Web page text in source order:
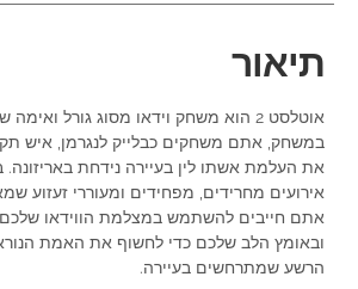
תיאור
במשחק, אתם משחקים כבלייק לנגרמן, איש
את העלמת אשתו לין בעיירה נידחת באריזונה.
אירועים מחרידים, מפחידים ומעוררי זעזוע
אתם חייבים להשתמש במצלמת הווידאו
ובאומץ הלב שלכם כדי לחשוף את האמת
הרשע שמתרחשים בעיירה.